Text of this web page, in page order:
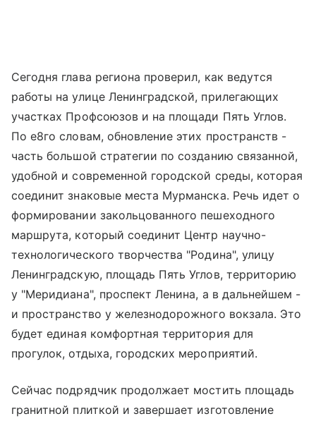
Сегодня глава региона проверил, как ведутся
работы на улице Ленинградской, прилегающих
участках Профсоюзов и на площади Пять Углов.
По е8го словам, обновление этих пространств -
часть большой стратегии по созданию связанной,
удобной и современной городской среды, которая
соединит знаковые места Мурманска. Речь идет о
формировании закольцованного пешеходного
маршрута, который соединит Центр научно-
технологического творчества "Родина", улицу
Ленинградскую, площадь Пять Углов, территорию
у "Меридиана", проспект Ленина, а в дальнейшем -
и пространство у железнодорожного вокзала. Это
будет единая комфортная территория для
прогулок, отдыха, городских мероприятий.
Сейчас подрядчик продолжает мостить площадь
гранитной плиткой и завершает изготовление